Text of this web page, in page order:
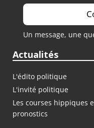
Un message, une
Actualités
L'édito politique
L'invité politique
Les courses hippiques
pronostics